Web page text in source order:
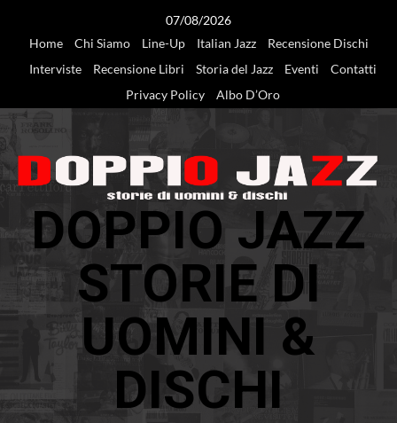
07/08/2026
Home
Chi Siamo Line-Up Italian Jazz
Recensione Dischi
Interviste
Recensione Libri Storia del Jazz Eventi
Contatti
Privacy Policy
Albo D’Oro
DOPPIO JAZZ
STORIE DI
UOMINI &
DISCHI